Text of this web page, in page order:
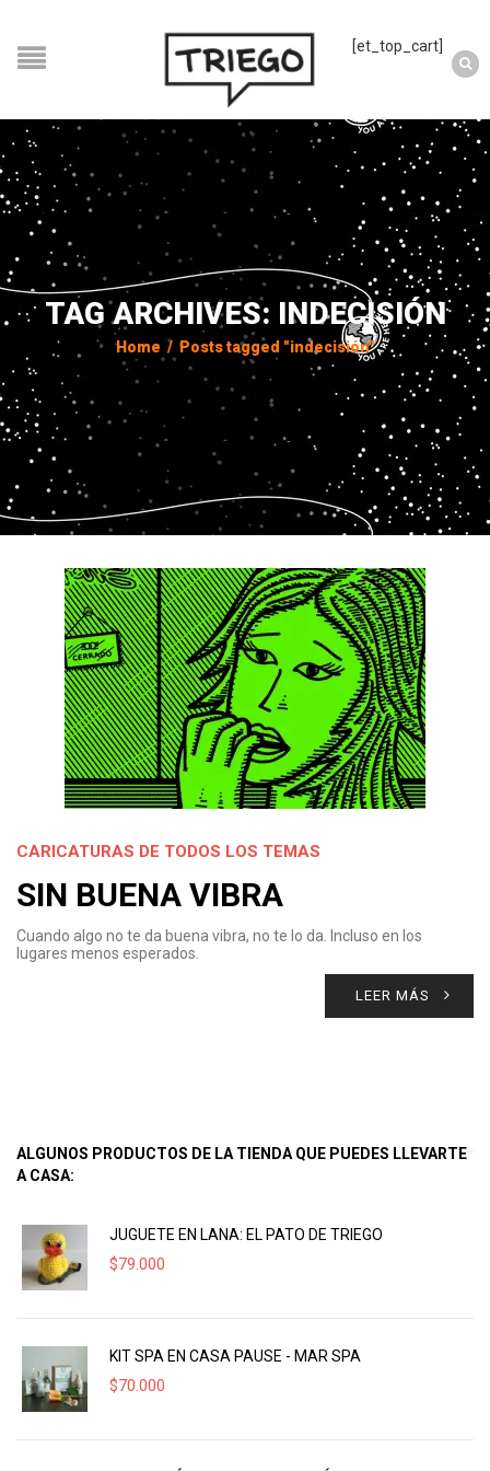
[et_top_cart]
TAG ARCHIVES: INDECISIÓN
Home / Posts tagged "indecisión"
CARICATURAS DE TODOS LOS TEMAS
SIN BUENA VIBRA
Cuando algo no te da buena vibra, no te lo da. Incluso en los
lugares menos esperados.
LEER MÁS
ALGUNOS PRODUCTOS DE LA TIENDA QUE PUEDES LLEVARTE
A CASA:
JUGUETE EN LANA: EL PATO DE TRIEGO
$79.000
KIT SPA EN CASA PAUSE - MAR SPA
$70.000